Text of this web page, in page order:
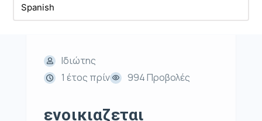
Spanish
Ιδιώτης
1 έτος πρίν
994 Προβολές
ενοικιαζεται